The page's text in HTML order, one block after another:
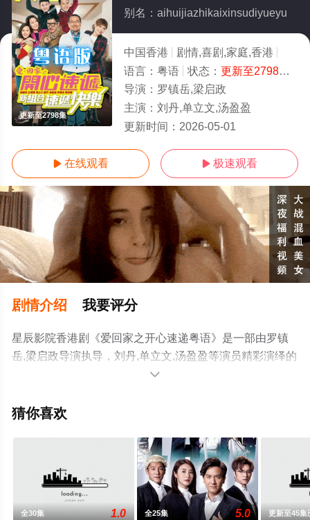
更新至2798集
别名：aihuijiazhikaixinsudiyueyu
中国香港 剧情,喜剧,家庭,香港
语言： 粤语 状态： 更新至2798集
导演： 罗镇岳,梁启政
主演： 刘丹,单立文,汤盈盈
更新时间： 2026-05-01
 在线观看  极速观看
剧情介绍 我要评分
星辰影院香港剧《爱回家之开心速递粤语》是一部由罗镇
岳,梁启政导演执导，刘丹,单立文,汤盈盈等演员精彩演绎的
中国香港电视剧，手机免费观看高清未删减完整版电视剧
剧、电视猫或剧情网等平台了解。

猜你喜欢
全30集 1.0 全25集 5.0 更新至45集